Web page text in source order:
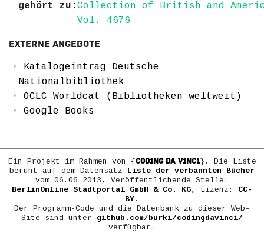
gehört zu:Collection of British and
Vol. 4676
Externe Angebote
Katalogeintrag Deutsche
Nationalbibliothek
OCLC Worldcat (Bibliotheken weltweit)
Google Books
Ein Projekt im Rahmen von {COD1NG DA V1NC1}. Die Liste
beruht auf dem Datensatz Liste der verbannten Bücher
vom 06.06.2013, Veröffentlichende Stelle:
BerlinOnline Stadtportal GmbH & Co. KG, Lizenz: CC-
BY.
Der Programm-Code und die Datenbank zu dieser Web-
Site sind unter github.com/burki/codingdavinci/
verfügbar.